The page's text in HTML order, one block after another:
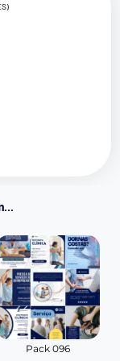
Pack 096